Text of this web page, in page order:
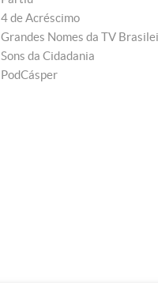
4 de Acréscimo
Grandes Nomes da TV
Sons da Cidadania
PodCásper